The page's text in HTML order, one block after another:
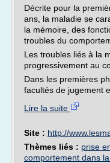
Décrite pour la
ans, la maladie se
la mémoire, des
troubles du
Les troubles liés à la
progressivement au
Dans les premières
facultés de jugement
Lire la suite
Site : http://
Thèmes liés : prise
comportement dans